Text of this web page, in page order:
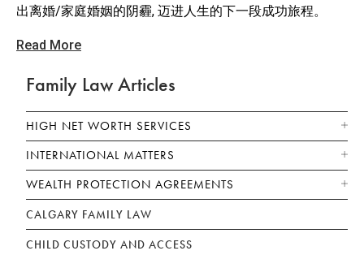
出离婚/家庭婚姻的阴霾, 迈进人生的下一段成功旅程。
Read More
Family Law Articles
HIGH NET WORTH SERVICES
INTERNATIONAL MATTERS
WEALTH PROTECTION AGREEMENTS
CALGARY FAMILY LAW
CHILD CUSTODY AND ACCESS